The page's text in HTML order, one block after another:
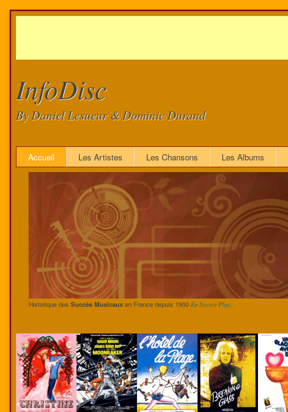
InfoDisc
By Daniel Lesueur & Dominic Durand
Accueil Les Artistes Les Chansons Les Albums
Historique des Succès Musicauxen France depuis 1900 En Savoir Plus...